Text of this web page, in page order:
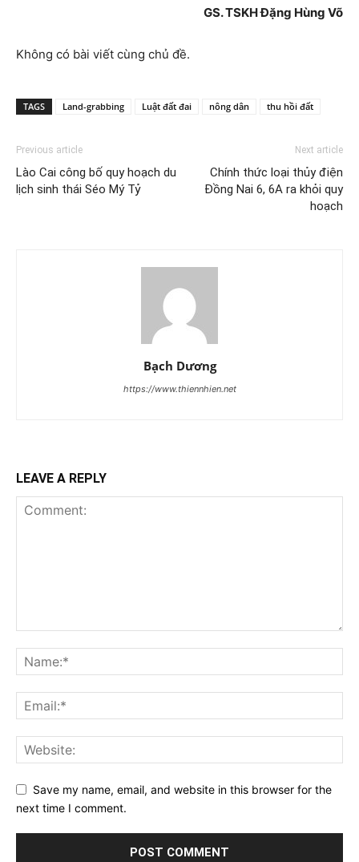
GS. TSKH Đặng Hùng Võ
Không có bài viết cùng chủ đề.
TAGS Land-grabbing Luật đất đai nông dân thu hồi đất
Previous article
Lào Cai công bố quy hoạch du
lịch sinh thái Séo Mý Tỷ
Next article
Chính thức loại thủy điện
Đồng Nai 6, 6A ra khỏi quy
hoạch
Bạch Dương
https://www.thiennhien.net
LEAVE A REPLY
Save my name, email, and website in this browser for the
next time I comment.